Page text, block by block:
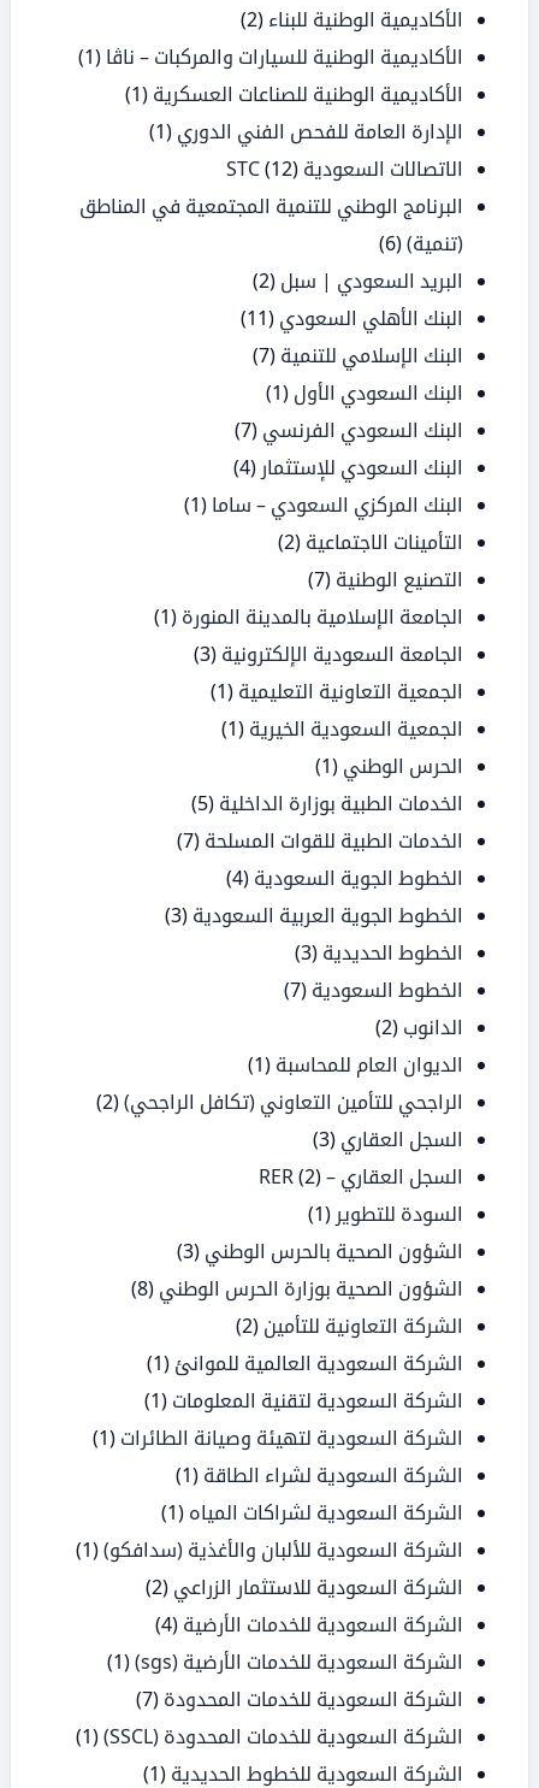
الأكاديمية الوطنية للبناء (2)
الأكاديمية الوطنية للسيارات والمركبات – ناڤا (1)
الأكاديمية الوطنية للصناعات العسكرية (1)
الإدارة العامة للفحص الفني الدوري (1)
الاتصالات السعودية STC (12)
البرنامج الوطني للتنمية المجتمعية في المناطق
(تنمية)(6)
البريد السعودي | سبل (2)
البنك الأهلي السعودي (11)
البنك الإسلامي للتنمية (7)
البنك السعودي الأول (1)
البنك السعودي الفرنسي (7)
البنك السعودي للإستثمار (4)
البنك المركزي السعودي – ساما (1)
التأمينات الاجتماعية (2)
التصنيع الوطنية (7)
الجامعة الإسلامية بالمدينة المنورة (1)
الجامعة السعودية الإلكترونية (3)
الجمعية التعاونية التعليمية (1)
الجمعية السعودية الخيرية (1)
الحرس الوطني (1)
الخدمات الطبية بوزارة الداخلية (5)
الخدمات الطبية للقوات المسلحة (7)
الخطوط الجوية السعودية (4)
الخطوط الجوية العربية السعودية (3)
الخطوط الحديدية (3)
الخطوط السعودية (7)
الدانوب (2)
الديوان العام للمحاسبة (1)
الراجحي للتأمين التعاوني (تكافل الراجحي)(2)
السجل العقاري (3)
السجل العقاري – RER(2)
السودة للتطوير (1)
الشؤون الصحية بالحرس الوطني (3)
الشؤون الصحية بوزارة الحرس الوطني (8)
الشركة التعاونية للتأمين (2)
الشركة السعودية العالمية للموانئ (1)
الشركة السعودية لتقنية المعلومات (1)
الشركة السعودية لتهيئة وصيانة الطائرات (1)
الشركة السعودية لشراء الطاقة (1)
الشركة السعودية لشراكات المياه (1)
الشركة السعودية للألبان والأغذية (سدافكو)(1)
الشركة السعودية للاستثمار الزراعي (2)
الشركة السعودية للخدمات الأرضية (4)
الشركة السعودية للخدمات الأرضية (sgs)
(1)
الشركة السعودية للخدمات المحدودة (7)
الشركة السعودية للخدمات المحدودة (SSCL)
(1)
الشركة السعودية للخطوط الحديدية (1)